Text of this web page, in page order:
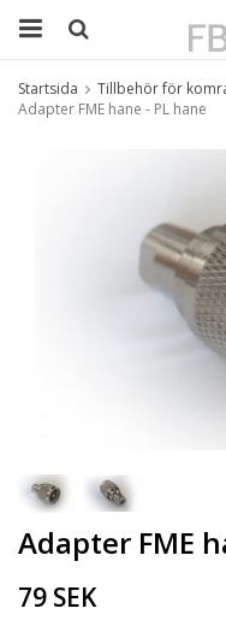
Startsida Tillbehör för
Adapter FME hane - PL hane
Adapter FME
79 SEK